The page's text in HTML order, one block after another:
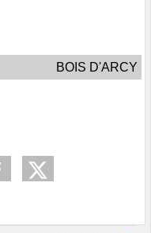
BOIS D'ARCY